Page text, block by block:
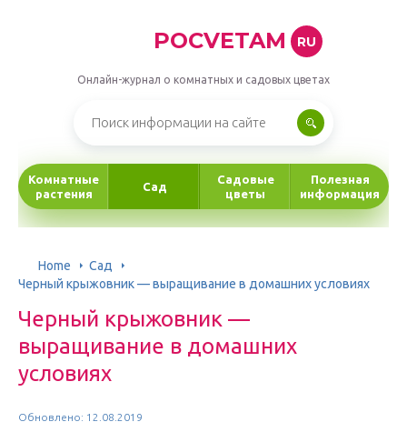
POCVETAM RU
Онлайн-журнал о комнатных и садовых цветах
Комнатные
растения
Сад
Садовые
цветы
Полезная
информация
Home
Сад
Черный крыжовник — выращивание в домашних условиях
Черный крыжовник —
выращивание в домашних
условиях
Обновлено: 12.08.2019